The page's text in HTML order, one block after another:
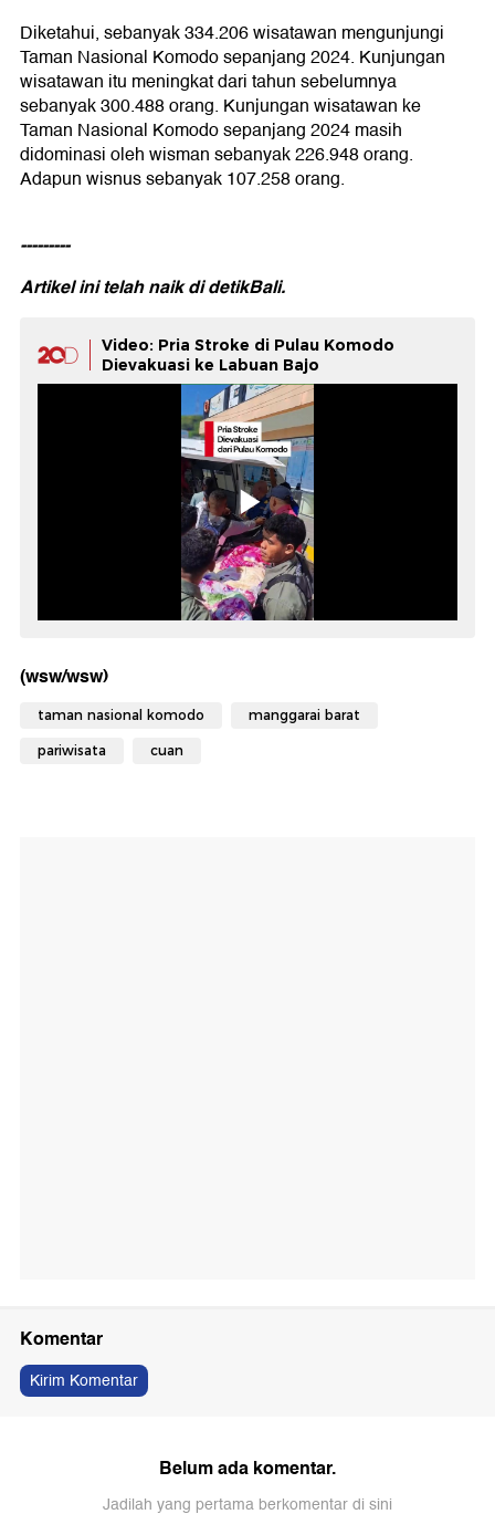
Diketahui, sebanyak 334.206 wisatawan mengunjungi
Taman Nasional Komodo sepanjang 2024. Kunjungan
wisatawan itu meningkat dari tahun sebelumnya
sebanyak 300.488 orang. Kunjungan wisatawan ke
Taman Nasional Komodo sepanjang 2024 masih
didominasi oleh wisman sebanyak 226.948 orang.
Adapun wisnus sebanyak 107.258 orang.
---------
Artikel ini telah naik didetikBali.
Video: Pria Stroke di Pulau Komodo
Dievakuasi ke Labuan Bajo
(wsw/wsw)
taman nasional komodo manggarai barat
pariwisata cuan
Komentar
Kirim Komentar
Belum ada komentar.
Jadilah yang pertama berkomentar di sini